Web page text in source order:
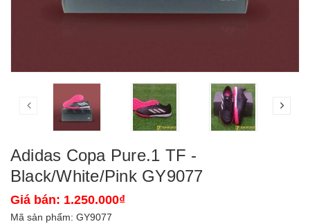
Adidas Copa Pure.1 TF -
Black/White/Pink GY9077
Giá bán: 1.250.000₫
Mã sản phẩm: GY9077